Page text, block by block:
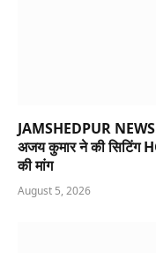
JAMSHEDPUR NEWS:
अजय कुमार ने की सिटिंग
की मांग
August 5, 2026